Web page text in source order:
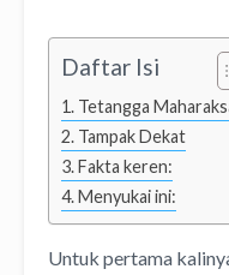
Daftar Isi
Tetangga
Tampak Dekat
Fakta keren:
Menyukai ini:
Untuk pertama